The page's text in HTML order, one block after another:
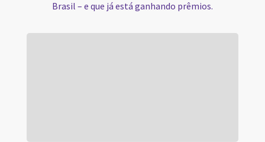
Brasil – e que já está ganhando prêmios.